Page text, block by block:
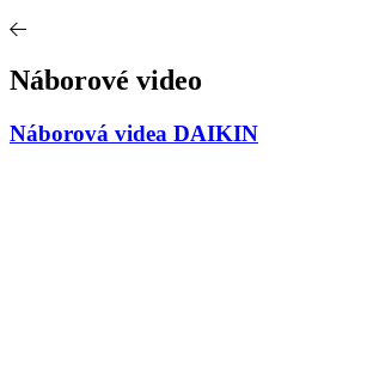
Náborové video
Náborová videa DAIKIN